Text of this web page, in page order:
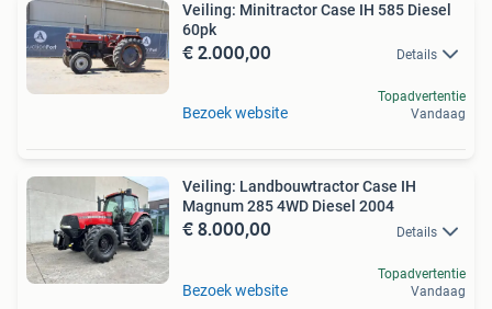
Veiling: Minitractor Case IH 585 Diesel
60pk
€ 2.000,00 Details
Bezoek website
Topadvertentie
Vandaag
Veiling: Landbouwtractor Case IH
Magnum 285 4WD Diesel 2004
€ 8.000,00 Details
Bezoek website
Topadvertentie
Vandaag